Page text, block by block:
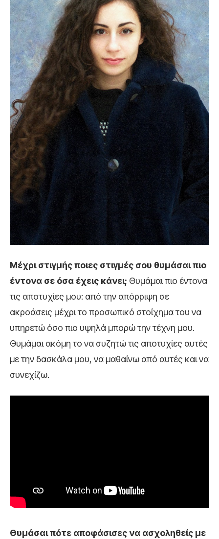
Mέχρι στιγμής ποιες στιγμές σου θυμάσαι πιο
έντονα σε όσα έχεις κάνει; Θυμάμαι πιο έντονα
τις αποτυχίες μου: από την απόρριψη σε
ακροάσεις μέχρι το προσωπικό στοίχημα του να
υπηρετώ όσο πιο υψηλά μπορώ την τέχνη μου.
Θυμάμαι ακόμη το να συζητώ τις αποτυχίες αυτές
με την δασκάλα μου, να μαθαίνω από αυτές και να
συνεχίζω.
Θυμάσαι πότε αποφάσισες να ασχοληθείς με